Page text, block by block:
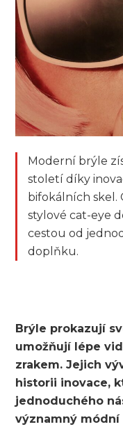
Moderní brýle
století díky
bifokálních skel.
stylové cat-eye
cestou od
doplňku.
Brýle prokazují
umožňují lépe
zrakem. Jejich
historii inovace,
jednoduchého
významný módní